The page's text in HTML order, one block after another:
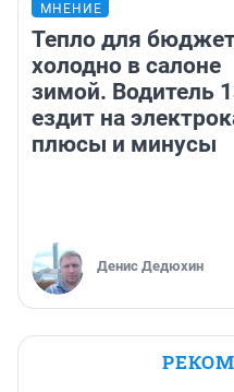
МНЕНИЕ
Тепло для
холодно в салоне
зимой. Водитель
ездит на
плюсы и минусы
Денис Дедюхин